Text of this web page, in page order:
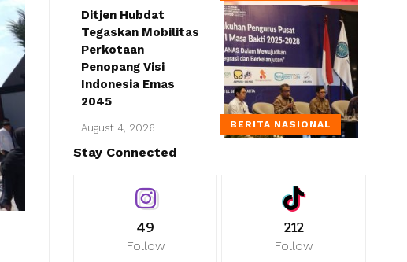
BERITA NASIONAL
Ditjen Hubdat
Tegaskan Mobilitas
Perkotaan
Penopang Visi
Indonesia Emas
2045
August 4, 2026
Stay Connected
49
Follow
212
Follow